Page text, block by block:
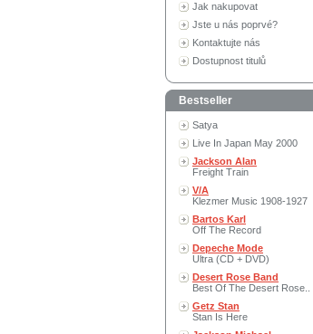
Jak nakupovat
Jste u nás poprvé?
Kontaktujte nás
Dostupnost titulů
Bestseller
Satya
Live In Japan May 2000
Jackson Alan
Freight Train
V/A
Klezmer Music 1908-1927
Bartos Karl
Off The Record
Depeche Mode
Ultra (CD + DVD)
Desert Rose Band
Best Of The Desert Rose..
Getz Stan
Stan Is Here